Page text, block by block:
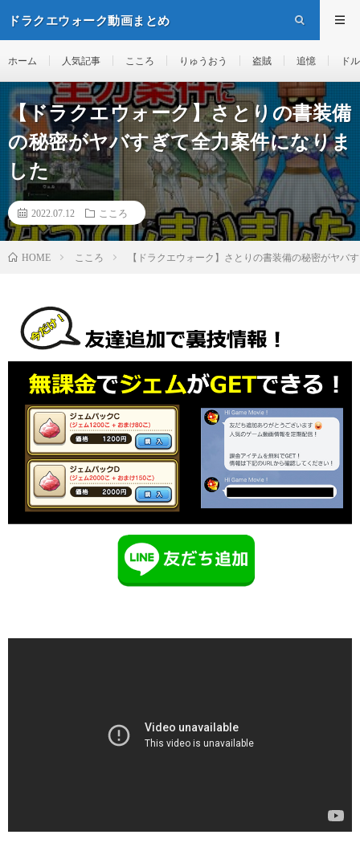
ドラクエウォーク動画まとめ
ホーム 人気記事 こころ りゅうおう 盗賊 追憶 ド
【ドラクエウォーク】さとりの書装備
の秘密がヤバすぎて全力案件になりま
した
2022.07.12 こころ
HOME こころ 【ドラクエウォーク】さとりの書装備の秘密がヤバ